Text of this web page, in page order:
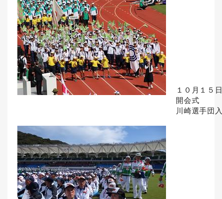
１０月１５
開会式
川崎選手団